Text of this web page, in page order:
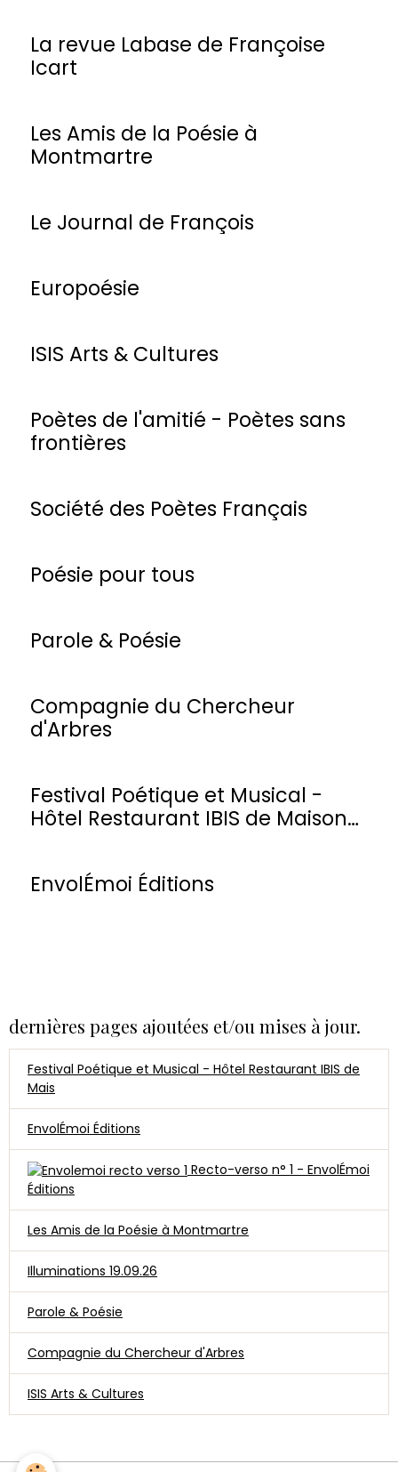
La revue Labase de Françoise
Icart
Les Amis de la Poésie à
Montmartre
Le Journal de François
Europoésie
ISIS Arts & Cultures
Poètes de l'amitié - Poètes sans
frontières
Société des Poètes Français
Poésie pour tous
Parole & Poésie
Compagnie du Chercheur
d'Arbres
Festival Poétique et Musical -
Hôtel Restaurant IBIS de Maisons-
EnvolÉmoi Éditions
dernières pages ajoutées et/ou mises à jour.
Festival Poétique et Musical - Hôtel Restaurant IBIS de
Mais
EnvolÉmoi Éditions
Recto-verso n° 1 - EnvolÉmoi
Éditions
Les Amis de la Poésie à Montmartre
Illuminations 19.09.26
Parole & Poésie
Compagnie du Chercheur d'Arbres
ISIS Arts & Cultures